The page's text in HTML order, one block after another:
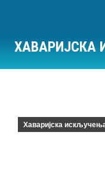
ХАВАРИЈСКА
Хаваријска